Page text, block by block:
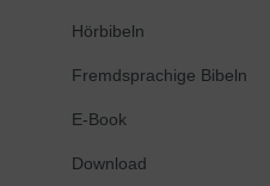
Hörbibeln
Fremdsprachige Bibeln
E-Book
Download